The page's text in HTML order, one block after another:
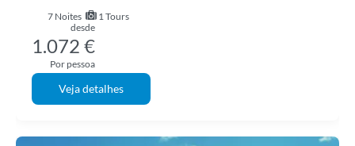
7 Noites
1 Tours
desde
1.072 €
Por pessoa
Veja detalhes